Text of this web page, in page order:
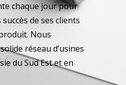
chaque jour pour
de ses clients
Nous
réseau d’usines
du Sud Est et en